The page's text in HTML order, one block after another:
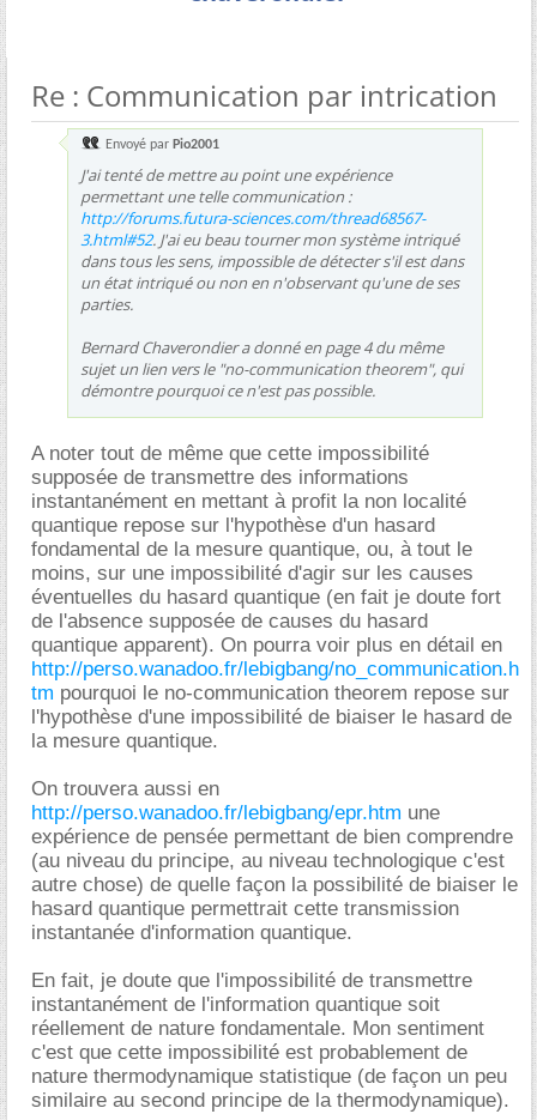
Re : Communication par intrication
Envoyé par Pio2001
J'ai tenté de mettre au point une expérience
permettant une telle communication :
http://forums.futura-sciences.com/thread68567-
3.html#52. J'ai eu beau tourner mon système intriqué
dans tous les sens, impossible de détecter s'il est dans
un état intriqué ou non en n'observant qu'une de ses
parties.
Bernard Chaverondier a donné en page 4 du même
sujet un lien vers le "no-communication theorem", qui
démontre pourquoi ce n'est pas possible.
A noter tout de même que cette impossibilité
supposée de transmettre des informations
instantanément en mettant à profit la non localité
quantique repose sur l'hypothèse d'un hasard
fondamental de la mesure quantique, ou, à tout le
moins, sur une impossibilité d'agir sur les causes
éventuelles du hasard quantique (en fait je doute fort
de l'absence supposée de causes du hasard
quantique apparent). On pourra voir plus en détail en
http://perso.wanadoo.fr/lebigbang/no_communication.h
tm pourquoi le no-communication theorem repose sur
l'hypothèse d'une impossibilité de biaiser le hasard de
la mesure quantique.
On trouvera aussi en
http://perso.wanadoo.fr/lebigbang/epr.htm une
expérience de pensée permettant de bien comprendre
(au niveau du principe, au niveau technologique c'est
autre chose) de quelle façon la possibilité de biaiser le
hasard quantique permettrait cette transmission
instantanée d'information quantique.
En fait, je doute que l'impossibilité de transmettre
instantanément de l'information quantique soit
réellement de nature fondamentale. Mon sentiment
c'est que cette impossibilité est probablement de
nature thermodynamique statistique (de façon un peu
similaire au second principe de la thermodynamique).